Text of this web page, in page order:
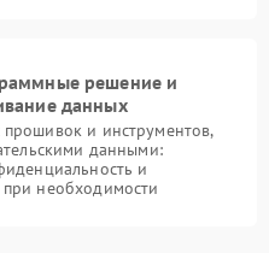
решение и
данных
и инструментов,
данными:
и
необходимости